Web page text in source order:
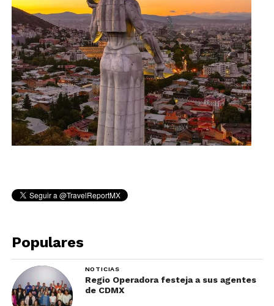
Populares
NOTICIAS
Regio Operadora festeja a sus agentes
de CDMX